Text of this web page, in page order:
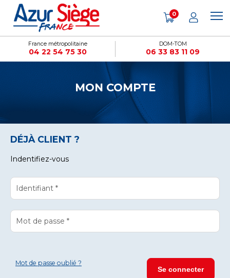
France métropolitaine
04 22 54 75 30
DOM-TOM
06 33 83 11 09
0
MON COMPTE
DÉJÀ CLIENT ?
Indentifiez-vous
Mot de passe oublié ?
Cookies management panel